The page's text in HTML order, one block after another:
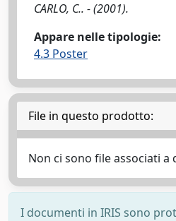
CARLO, C.. - (2001).
Appare nelle tipologie:
4.3 Poster
File in questo prodotto:
Non ci sono file associati
I documenti in IRIS sono